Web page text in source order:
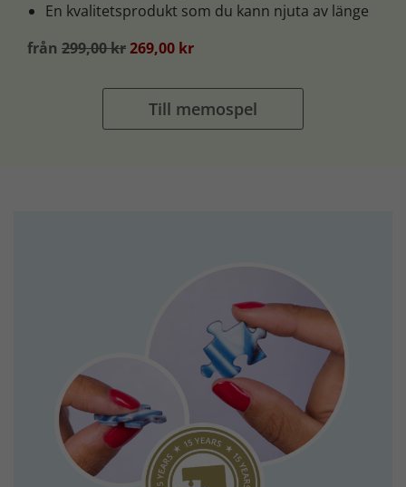
En kvalitetsprodukt som du kann njuta av länge
från 299,00 kr269,00 kr
Till memospel